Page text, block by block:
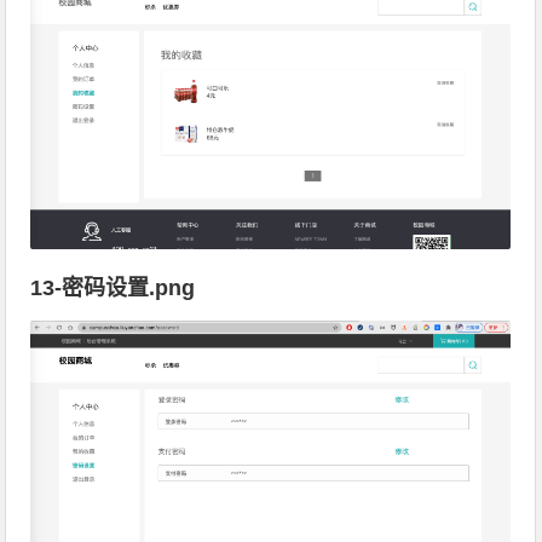
13-密码设置.png